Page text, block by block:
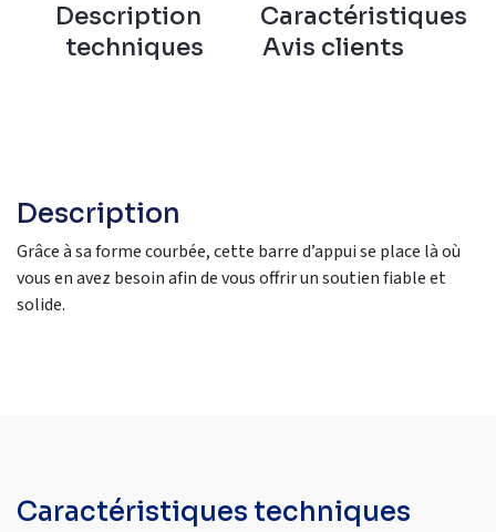
Description
Caractéristiques
techniques
Avis clients
Description
Grâce à sa forme courbée, cette barre d’appui se place là où
vous en avez besoin afin de vous offrir un soutien fiable et
solide.
Caractéristiques techniques